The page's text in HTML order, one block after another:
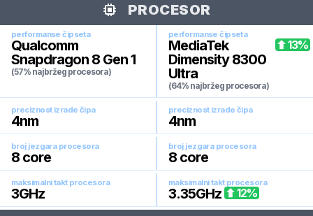
PROCESOR
performanse čipseta
Qualcomm
Snapdragon 8 Gen 1
(57% najbržeg procesora)
performanse čipseta
MediaTek
Dimensity 8300
Ultra
(64% najbržeg procesora)
13%
preciznost izrade čipa
4nm
preciznost izrade čipa
4nm
broj jezgara procesora
8 core
broj jezgara procesora
8 core
maksimalni takt procesora
3GHz
maksimalni takt procesora
3.35GHz 12%